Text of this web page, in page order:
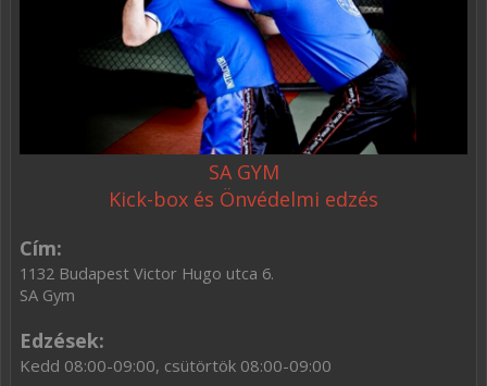
SA GYM
Kick-box és Önvédelmi edzés
Cím:
1132 Budapest Victor Hugo utca 6.
SA Gym
Edzések:
Kedd 08:00-09:00, csütörtök 08:00-09:00